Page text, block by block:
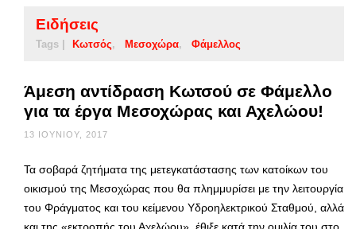
Ειδήσεις
Tags | Κωτσός Μεσοχώρα Φάμελλος
Άμεση αντίδραση Κωτσού σε Φάμελλο
για τα έργα Μεσοχώρας και Αχελώου!
13 ΙΟΥΝΊΟΥ, 2017
Τα σοβαρά ζητήματα της μετεγκατάστασης των κατοίκων του
οικισμού της Μεσοχώρας που θα πλημμυρίσει με την λειτουργία
του Φράγματος και του κείμενου Υδροηλεκτρικού Σταθμού, αλλά